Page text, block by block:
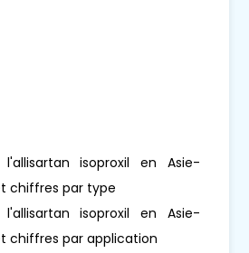
isoproxil en Asie-
chiffres par type
isoproxil en Asie-
chiffres par application